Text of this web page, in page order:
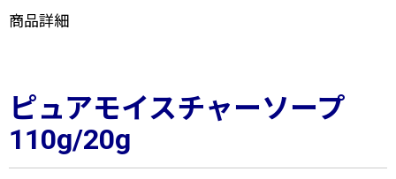
商品詳細
ピュアモイスチャーソープ
110g/20g